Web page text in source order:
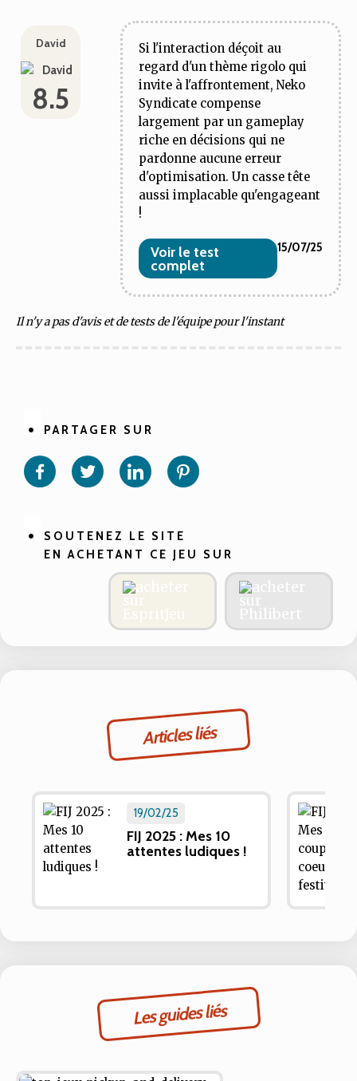
David
8.5
Si l'interaction déçoit au
regard d'un thème rigolo qui
invite à l'affrontement, Neko
Syndicate compense
largement par un gameplay
riche en décisions qui ne
pardonne aucune erreur
d'optimisation. Un casse tête
aussi implacable qu'engageant
!
Voir le test
complet
15/07/25
Il n'y a pas d'avis et de tests de l'équipe pour l'instant
PARTAGER SUR
Partager
sur
Partager
sur sur
SOUTENEZ LE SITE
EN ACHETANT CE JEU SUR
Articles liés
19/02/25
FIJ 2025 : Mes 10
attentes ludiques !
Les guides liés